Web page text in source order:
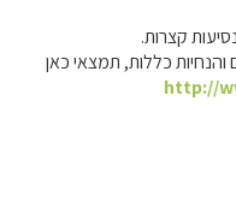
קצרות.
כללות, תמצאי כאן
http://